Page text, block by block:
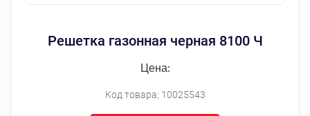
Решетка газонная черная 8100 Ч
Код товара: 10025543
Цена: